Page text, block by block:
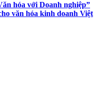
hóa với Doanh nghiệp”
văn hóa kinh doanh Việt